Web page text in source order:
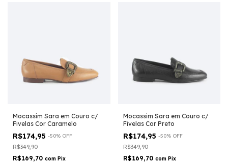
Mocassim Sara em Couro c/
Fivelas Cor Caramelo
R$174,95 -50% OFF
R$349,90
R$169,70 com Pix
Mocassim Sara em Couro c/
Fivelas Cor Preto
R$174,95 -50% OFF
R$349,90
R$169,70 com Pix